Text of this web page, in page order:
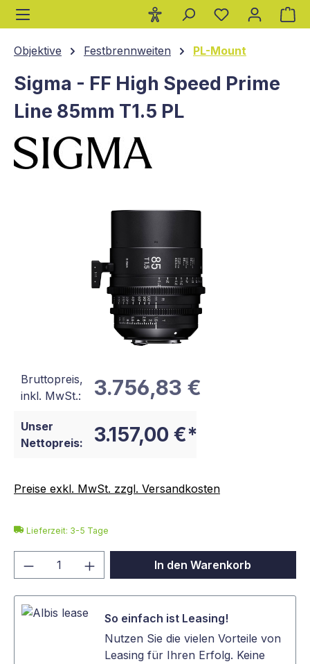
springen
Objektive Festbrennweiten PL-Mount
Sigma - FF High Speed Prime
Line 85mm T1.5 PL
Bruttopreis,
inkl. MwSt.:
3.756,83 €
Unser
Nettopreis:
3.157,00 €*
Preise exkl. MwSt. zzgl. Versandkosten
Lieferzeit: 3-5 Tage
Produkt Anzahl: Gib denIn den Warenkorb
So einfach ist Leasing!
Nutzen Sie die vielen Vorteile von
Leasing für Ihren Erfolg. Keine